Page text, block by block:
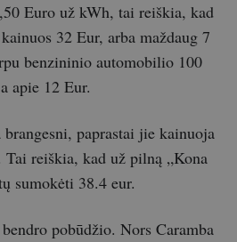
Euro už kWh, tai reiškia, kad
32 Eur, arba maždaug 7
benzininio automobilio 100
apie 12 Eur.
paprastai jie kainuoja
reiškia, kad už pilną „Kona
sumokėti 38.4 eur.
pobūdžio. Nors Caramba